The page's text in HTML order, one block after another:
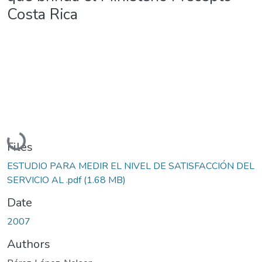
Costa Rica
Loading...
Files
ESTUDIO PARA MEDIR EL NIVEL DE SATISFACCIÓN DEL
SERVICIO AL .pdf(1.68 MB)
Date
2007
Authors